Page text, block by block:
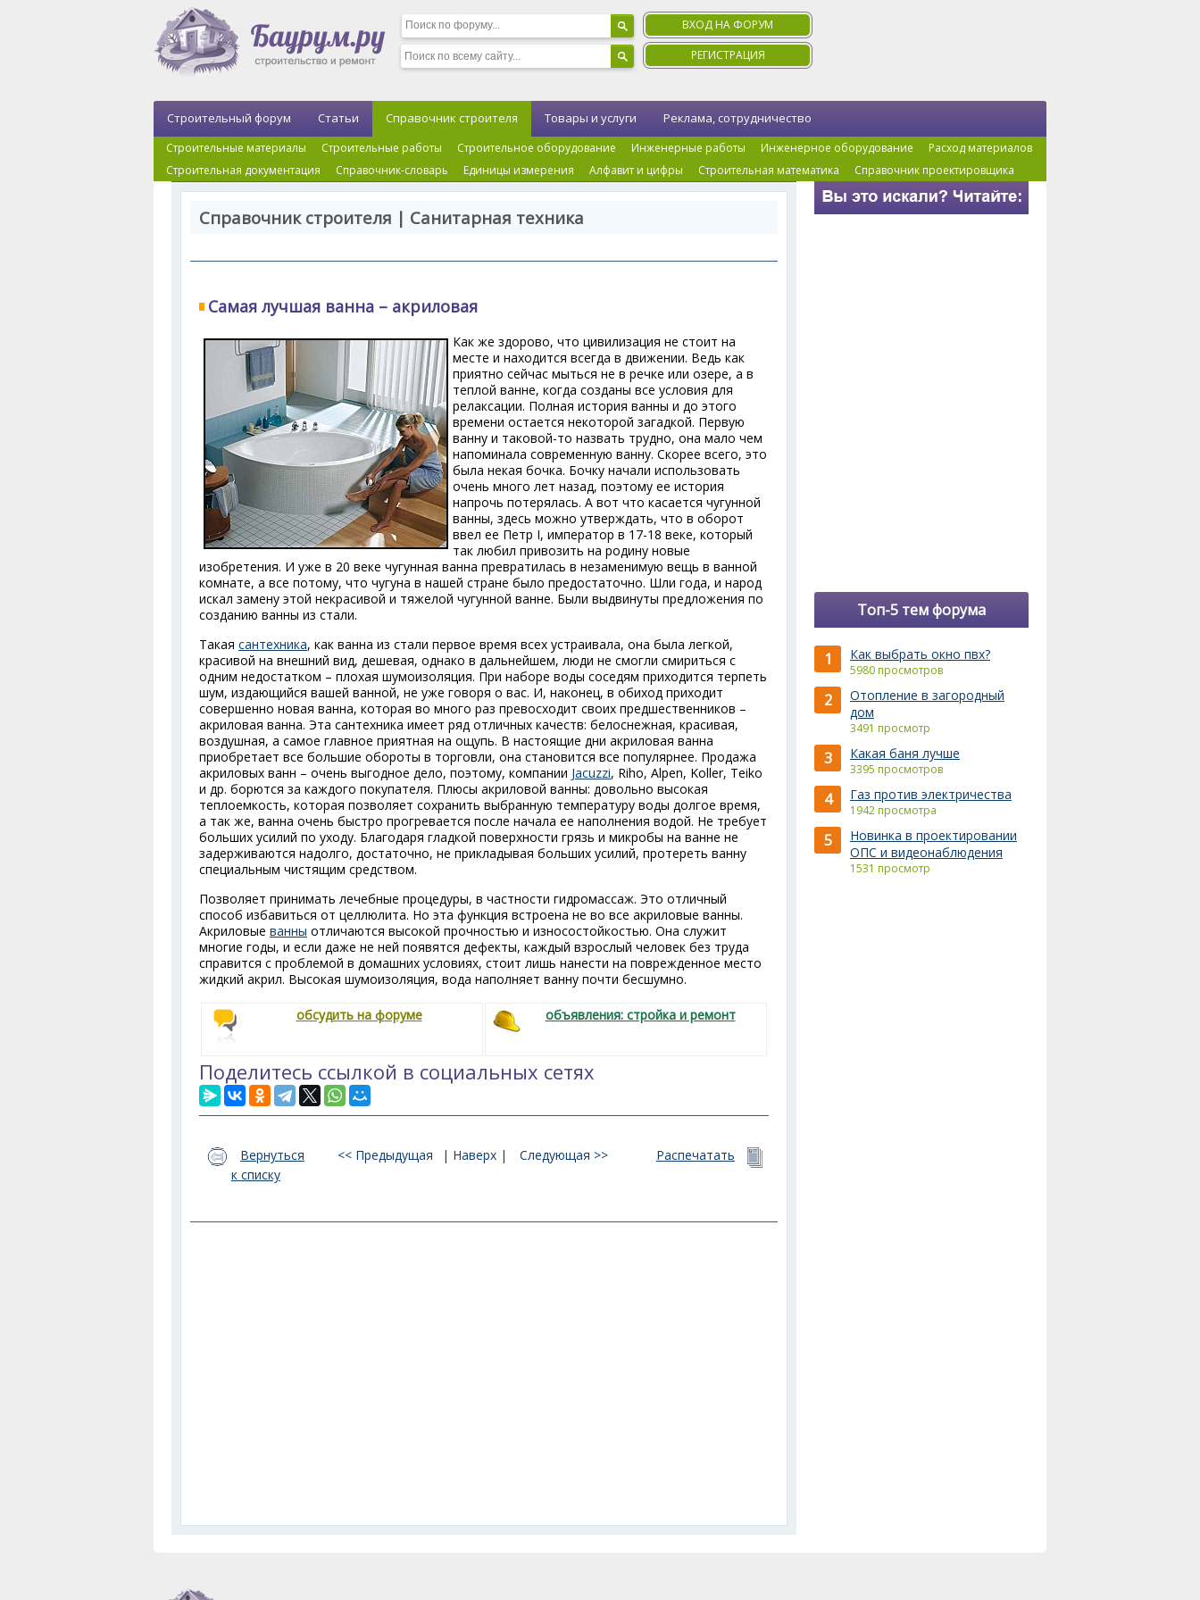
ВХОД НА ФОРУМ
РЕГИСТРАЦИЯ
Строительный форум Статьи Справочник строителя
Строительные материалы Строительные работы Строительное оборудование Инженерные работы Инженерное оборудование
Расход материалов
Строительная документация
Справочник-словарь Единицы измерения Алфавит и цифры Строительная математика Справочник проектировщика
Товары и услуги Реклама, сотрудничество
Справочник строителя | Санитарная техника
Самая лучшая ванна – акриловая
Как же здорово, что цивилизация не стоит на
месте и находится всегда в движении. Ведь как
приятно сейчас мыться не в речке или озере, а в
теплой ванне, когда созданы все условия для
релаксации. Полная история ванны и до этого
времени остается некоторой загадкой. Первую
ванну и таковой-то назвать трудно, она мало чем
напоминала современную ванну. Скорее всего, это
была некая бочка. Бочку начали использовать
очень много лет назад, поэтому ее история
напрочь потерялась. А вот что касается чугунной
ванны, здесь можно утверждать, что в оборот
ввел ее Петр I, император в 17-18 веке, который
так любил привозить на родину новые
изобретения. И уже в 20 веке чугунная ванна превратилась в незаменимую вещь в ванной
комнате, а все потому, что чугуна в нашей стране было предостаточно. Шли года, и народ
искал замену этой некрасивой и тяжелой чугунной ванне. Были выдвинуты предложения по
созданию ванны из стали.
Такая сантехника, как ванна из стали первое время всех устраивала, она была легкой,
красивой на внешний вид, дешевая, однако в дальнейшем, люди не смогли смириться с
одним недостатком – плохая шумоизоляция. При наборе воды соседям приходится терпеть
шум, издающийся вашей ванной, не уже говоря о вас. И, наконец, в обиход приходит
совершенно новая ванна, которая во много раз превосходит своих предшественников –
акриловая ванна. Эта сантехника имеет ряд отличных качеств: белоснежная, красивая,
воздушная, а самое главное приятная на ощупь. В настоящие дни акриловая ванна
приобретает все большие обороты в торговли, она становится все популярнее. Продажа
акриловых ванн – очень выгодное дело, поэтому, компании Jacuzzi, Riho, Alpen, Koller, Teiko
и др. борются за каждого покупателя. Плюсы акриловой ванны: довольно высокая
теплоемкость, которая позволяет сохранить выбранную температуру воды долгое время,
а так же, ванна очень быстро прогревается после начала ее наполнения водой. Не требует
больших усилий по уходу. Благодаря гладкой поверхности грязь и микробы на ванне не
задерживаются надолго, достаточно, не прикладывая больших усилий, протереть ванну
специальным чистящим средством.
Позволяет принимать лечебные процедуры, в частности гидромассаж. Это отличный
способ избавиться от целлюлита. Но эта функция встроена не во все акриловые ванны.
Акриловые ванны отличаются высокой прочностью и износостойкостью. Она служит
многие годы, и если даже не ней появятся дефекты, каждый взрослый человек без труда
справится с проблемой в домашних условиях, стоит лишь нанести на поврежденное место
жидкий акрил. Высокая шумоизоляция, вода наполняет ванну почти бесшумно.
обсудить на форуме объявления: стройка и ремонт
Поделитесь ссылкой в социальных сетях
Вернуться
к списку
<< Предыдущая | Наверх | Следующая >> Распечатать
Топ-5 тем форума
1 Как выбрать окно пвх?
5980 просмотров
2
Отопление в загородный
дом
3491 просмотр
3 Какая баня лучше
3395 просмотров
4 Газ против электричества
1942 просмотра
5
Новинка в проектировании
ОПС и видеонаблюдения
1531 просмотр